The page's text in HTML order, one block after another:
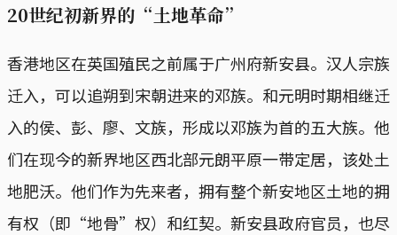
20世纪初新界的“土地革命”
香港地区在英国殖民之前属于广州府新安县。汉人宗族
迁入，可以追朔到宋朝进来的邓族。和元明时期相继迁
入的侯、彭、廖、文族，形成以邓族为首的五大族。他
们在现今的新界地区西北部元朗平原一带定居，该处土
地肥沃。他们作为先来者，拥有整个新安地区土地的拥
有权（即“地骨”权）和红契。新安县政府官员，也尽